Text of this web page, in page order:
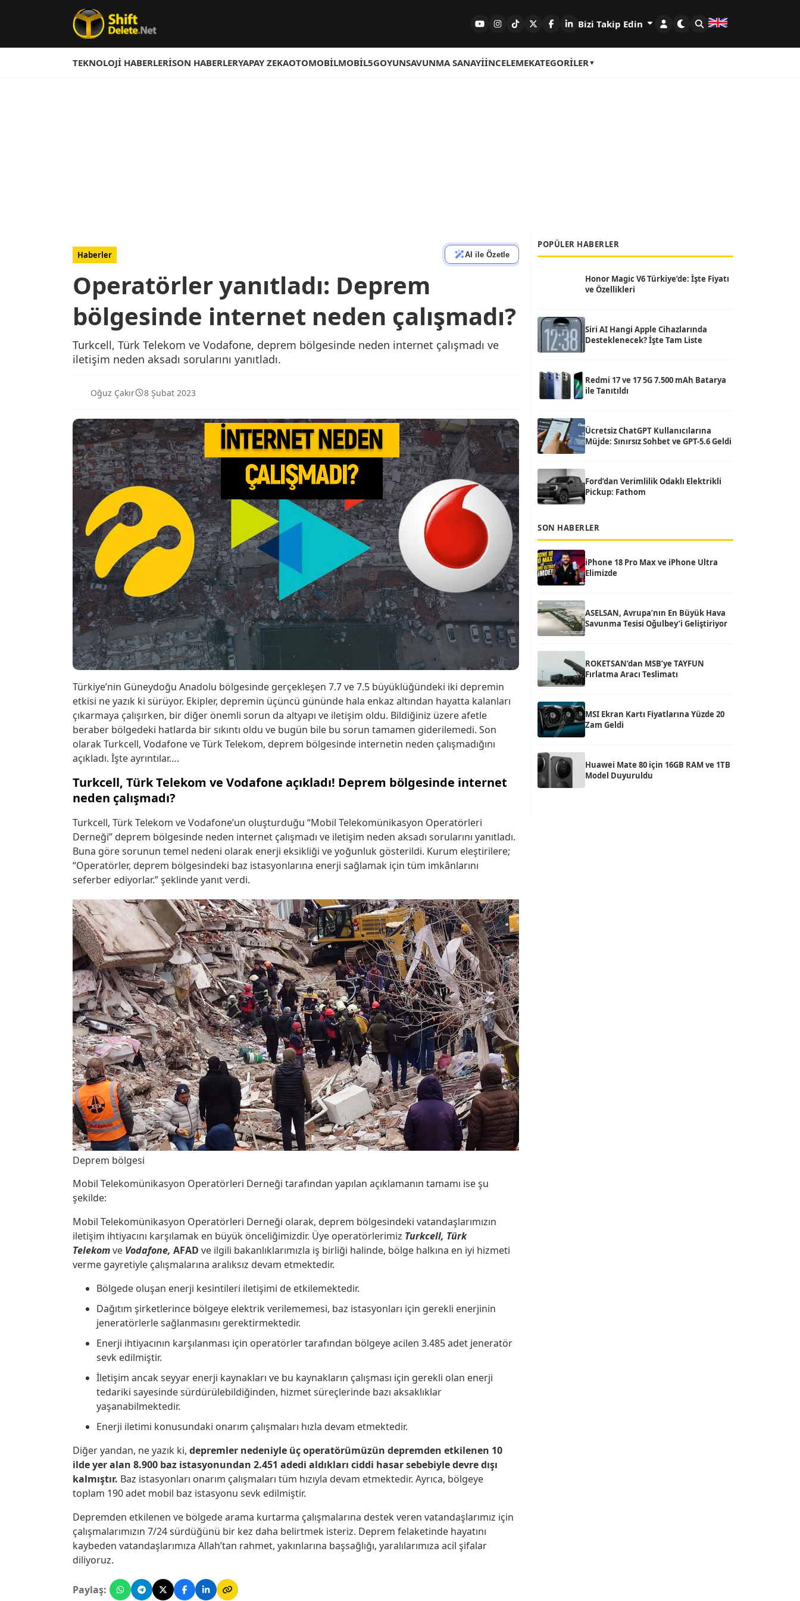
Bizi Takip Edin
TEKNOLOJI HABERLERISON HABERLERYAPAY ZEKAOTOMOBILMOBIL5GOYUNSAVUNMA SANAYIİNCELEMEKATEGORILER
Haberler AI ile Özetle
Operatörler yanıtladı: Deprem
bölgesinde internet neden çalışmadı?
Turkcell, Türk Telekom ve Vodafone, deprem bölgesinde neden internet çalışmadı ve
iletişim neden aksadı sorularını yanıtladı.
Oğuz Çakır 8 Şubat 2023
Türkiye’nin Güneydoğu Anadolu bölgesinde gerçekleşen 7.7 ve 7.5 büyüklüğündeki iki depremin
etkisi ne yazık ki sürüyor. Ekipler, depremin üçüncü gününde hala enkaz altından hayatta kalanları
çıkarmaya çalışırken, bir diğer önemli sorun da altyapı ve iletişim oldu. Bildiğiniz üzere afetle
beraber bölgedeki hatlarda bir sıkıntı oldu ve bugün bile bu sorun tamamen giderilemedi. Son
olarak Turkcell, Vodafone ve Türk Telekom, deprem bölgesinde internetin neden çalışmadığını
açıkladı. İşte ayrıntılar….
Turkcell, Türk Telekom ve Vodafone açıkladı! Deprem bölgesinde internet
neden çalışmadı?
Turkcell, Türk Telekom ve Vodafone’un oluşturduğu “Mobil Telekomünikasyon Operatörleri
Derneği” deprem bölgesinde neden internet çalışmadı ve iletişim neden aksadı sorularını yanıtladı.
Buna göre sorunun temel nedeni olarak enerji eksikliği ve yoğunluk gösterildi. Kurum eleştirilere;
“Operatörler, deprem bölgesindeki baz istasyonlarına enerji sağlamak için tüm imkânlarını
seferber ediyorlar.” şeklinde yanıt verdi.
Deprem bölgesi
Mobil Telekomünikasyon Operatörleri Derneği tarafından yapılan açıklamanın tamamı ise şu
şekilde:
Mobil Telekomünikasyon Operatörleri Derneği olarak, deprem bölgesindeki vatandaşlarımızın
iletişim ihtiyacını karşılamak en büyük önceliğimizdir. Üye operatörlerimiz Turkcell, Türk
Telekomve Vodafone, AFAD ve ilgili bakanlıklarımızla iş birliği halinde, bölge halkına en iyi hizmeti
verme gayretiyle çalışmalarına aralıksız devam etmektedir.
Bölgede oluşan enerji kesintileri iletişimi de etkilemektedir.
Dağıtım şirketlerince bölgeye elektrik verilememesi, baz istasyonları için gerekli enerjinin
jeneratörlerle sağlanmasını gerektirmektedir.
Enerji ihtiyacının karşılanması için operatörler tarafından bölgeye acilen 3.485 adet jeneratör
sevk edilmiştir.
İletişim ancak seyyar enerji kaynakları ve bu kaynakların çalışması için gerekli olan enerji
tedariki sayesinde sürdürülebildiğinden, hizmet süreçlerinde bazı aksaklıklar
yaşanabilmektedir.
Enerji iletimi konusundaki onarım çalışmaları hızla devam etmektedir.
Diğer yandan, ne yazık ki, depremler nedeniyle üç operatörümüzün depremden etkilenen 10
ilde yer alan 8.900 baz istasyonundan 2.451 adedi aldıkları ciddi hasar sebebiyle devre dışı
kalmıştır. Baz istasyonları onarım çalışmaları tüm hızıyla devam etmektedir. Ayrıca, bölgeye
toplam 190 adet mobil baz istasyonu sevk edilmiştir.
Depremden etkilenen ve bölgede arama kurtarma çalışmalarına destek veren vatandaşlarımız için
çalışmalarımızın 7/24 sürdüğünü bir kez daha belirtmek isteriz. Deprem felaketinde hayatını
kaybeden vatandaşlarımıza Allah’tan rahmet, yakınlarına başsağlığı, yaralılarımıza acil şifalar
diliyoruz.
Paylaş:
POPÜLER HABERLER
Honor Magic V6 Türkiye’de: İşte Fiyatı
ve Özellikleri
Siri AI Hangi Apple Cihazlarında
Desteklenecek? İşte Tam Liste
Redmi 17 ve 17 5G 7.500 mAh Batarya
ile Tanıtıldı
Ücretsiz ChatGPT Kullanıcılarına
Müjde: Sınırsız Sohbet ve GPT-5.6 Geldi
Ford’dan Verimlilik Odaklı Elektrikli
Pickup: Fathom
SON HABERLER
iPhone 18 Pro Max ve iPhone Ultra
Elimizde
ASELSAN, Avrupa’nın En Büyük Hava
Savunma Tesisi Oğulbey’i Geliştiriyor
ROKETSAN’dan MSB’ye TAYFUN
Fırlatma Aracı Teslimatı
MSI Ekran Kartı Fiyatlarına Yüzde 20
Zam Geldi
Huawei Mate 80 için 16GB RAM ve 1TB
Model Duyuruldu